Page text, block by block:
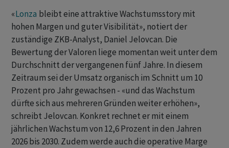
«Lonza bleibt eine attraktive Wachstumsstory mit
hohen Margen und guter Visibilität», notiert der
zuständige ZKB-Analyst, Daniel Jelovcan. Die
Bewertung der Valoren liege momentan weit unter dem
Durchschnitt der vergangenen fünf Jahre. In diesem
Zeitraum sei der Umsatz organisch im Schnitt um 10
Prozent pro Jahr gewachsen - «und das Wachstum
dürfte sich aus mehreren Gründen weiter erhöhen»,
schreibt Jelovcan. Konkret rechnet er mit einem
jährlichen Wachstum von 12,6 Prozent in den Jahren
2026 bis 2030. Zudem werde auch die operative Marge